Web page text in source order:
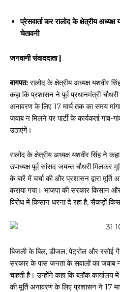
प्रेसवार्ता कर रालोद के क्षेत्रीय
चेतावनी
जनवाणी संवाददाता |
बागपत:रालोद के क्षेत्रीय अध्यक्ष यशवीर
कहा कि प्रशासन ने पूर्व प्रधानमंत्री
अनावरण के लिए 17 मार्च तक का समय
जवाब न मिलने पर पार्टी के कार्यकर्ता गांव-
उठाएंगें।
रालोद के क्षेत्रीय अध्यक्ष यशवीर सिंह ने कहा
उपाध्यक्ष पूर्व सांसद जयन्त चौधरी मिलकर
के बारें में चर्चा की और प्रशासन द्वारा
कराया गया। भाजपा की सरकार किसान
विरोध में किसान धरना दे रहा है, सैकड़ों
बिजली के बिल, डीजल, पेट्रोल और रसोई
सरकार के पास जनता के सवालों का जवाब
चाहती है। उन्होंने कहा कि ब्लॉक
की मूर्ति अनावरण के लिए प्रशासन ने 17